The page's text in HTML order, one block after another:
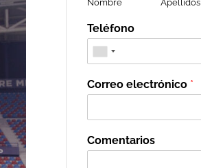
Nombre Apellidos
Teléfono
Correo electrónico *
Comentarios